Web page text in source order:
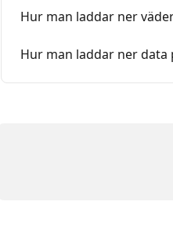
Hur man laddar ner
Hur man laddar ner